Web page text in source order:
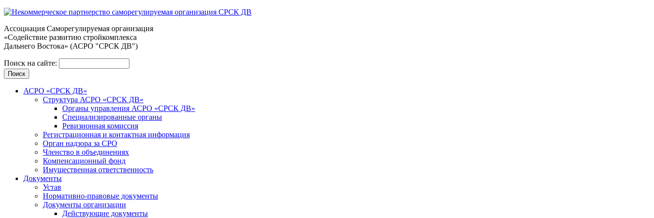
Ассоциация Cаморегулируемая организация
«Содействие развитию стройкомплекса
Дальнего Востока» (АСРО "СРСК ДВ")
Поиск на сайте:
АСРО «СРСК ДВ»
Структура АСРО «СРСК ДВ»
Органы управления АСРО «СРСК ДВ»
Специализированные органы
Ревизионная комиссия
Регистрационная и контактная информация
Орган надзора за СРО
Членство в объединениях
Компенсационный фонд
Имущественная ответственность
Документы
Устав
Нормативно-правовые документы
Документы организации
Действующие документы